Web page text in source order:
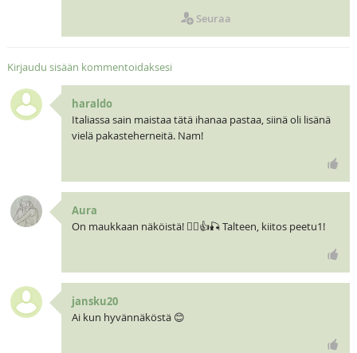
Seuraa
Kirjaudu sisään kommentoidaksesi
haraldo
Italiassa sain maistaa tätä ihanaa pastaa, siinä oli lisänä
vielä pakasteherneitä. Nam!
Aura
On maukkaan näköistä! 🧝‍♀️👍🎣 Talteen, kiitos peetu1!
jansku20
Ai kun hyvännäköstä 😊